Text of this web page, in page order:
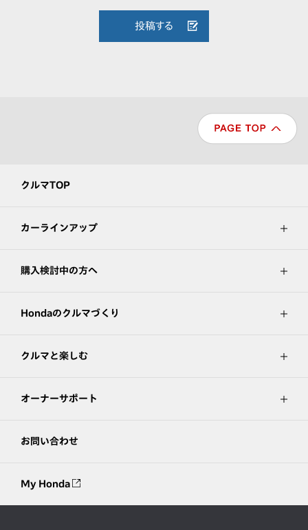
投稿する
クルマTOP
カーラインアップ
購入検討中の方へ
Hondaのクルマづくり
クルマと楽しむ
オーナーサポート
お問い合わせ
My Honda